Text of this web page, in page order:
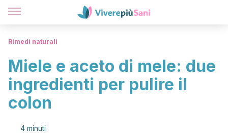
Rimedi naturali
Miele e aceto di mele: due
ingredienti per pulire il
colon
4 minuti